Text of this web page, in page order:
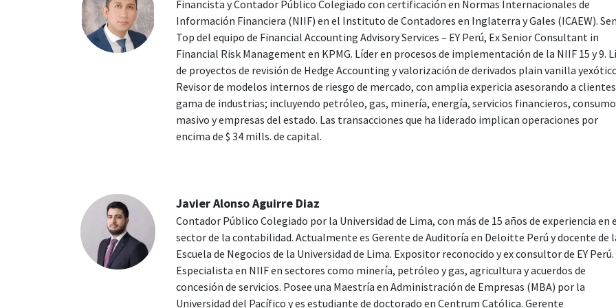
Financista y Contador Público Colegiado con certificación en Normas Internacionales de
Información Financiera (NIIF) en el Instituto de Contadores en Inglaterra y Gales (ICAEW).
Top del equipo de Financial Accounting Advisory Services – EY Perú, Ex Senior Consultant in
Financial Risk Management en KPMG. Líder en procesos de implementación de la NIIF 15 y 9.
de proyectos de revisión de Hedge Accounting y valorización de derivados plain vanilla
Revisor de modelos internos de riesgo de mercado, con amplia expericia asesorando a
gama de industrias; incluyendo petróleo, gas, minería, energía, servicios financieros, consumo
masivo y empresas del estado. Las transacciones que ha liderado implican operaciones por
encima de $ 34 mills. de capital.
Javier Alonso Aguirre Diaz
Contador Público Colegiado por la Universidad de Lima, con más de 15 años de experiencia en
sector de la contabilidad. Actualmente es Gerente de Auditoría en Deloitte Perú y docente de
Escuela de Negocios de la Universidad de Lima. Expositor reconocido y ex consultor de EY Perú.
Especialista en NIIF en sectores como minería, petróleo y gas, agricultura y acuerdos de
concesión de servicios. Posee una Maestría en Administración de Empresas (MBA) por la
Universidad del Pacífico y es estudiante de doctorado en Centrum Católica. Gerente